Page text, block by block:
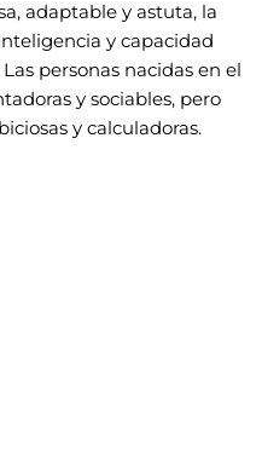
adaptable y astuta, la
y capacidad
personas nacidas en el
y sociables, pero
y calculadoras.